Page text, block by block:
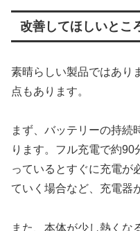
改善してほしいとこ
素晴らしい製品ではあり
点もあります。
まず、バッテリーの持続
ります。フル充電で約90
っているとすぐに充電が
ていく場合など、充電器
また、本体が少し熱くな